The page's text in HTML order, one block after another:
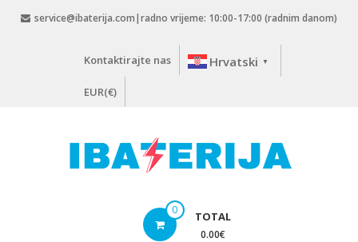
service@ibaterija.com|radno vrijeme: 10:00-17:00 (radnim danom)
Kontaktirajte nas Hrvatski ▼
EUR(€)
0 TOTAL
0.00€